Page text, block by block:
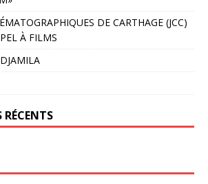
DE CARTHAGE (JCC)
À FILMS